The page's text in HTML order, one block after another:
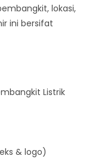
lokasi,
ini bersifat
Listrik
& logo)